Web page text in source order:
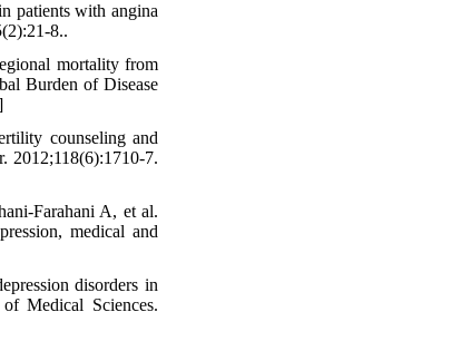
patients with angina
8..
mortality from
Burden of Disease
counseling and
2012;118(6):1710-7.
Farahani A, et al.
medical and
disorders in
Medical Sciences.